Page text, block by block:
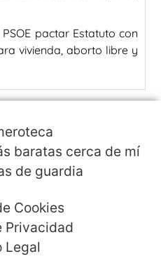
pactar Estatuto con
vivienda, aborto libre y
baratas cerca de mí
de guardia
Cookies
Privacidad
Legal